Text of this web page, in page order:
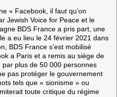
« Facebook, il faut qu’on
Jewish Voice for Peace et le
BDS France a pris part, une
a eu lieu le 24 février 2021 dans
BDS France s’est mobilisé
a Paris et a remis au siège de
par plus de 50 000 personnes
pas protéger le gouvernement
tels que « sionisme » ou
toute critique du régime